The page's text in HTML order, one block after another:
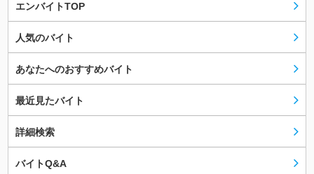
エンバイトTOP
人気のバイト
あなたへのおすすめバイト
最近見たバイト
詳細検索
バイトQ&A